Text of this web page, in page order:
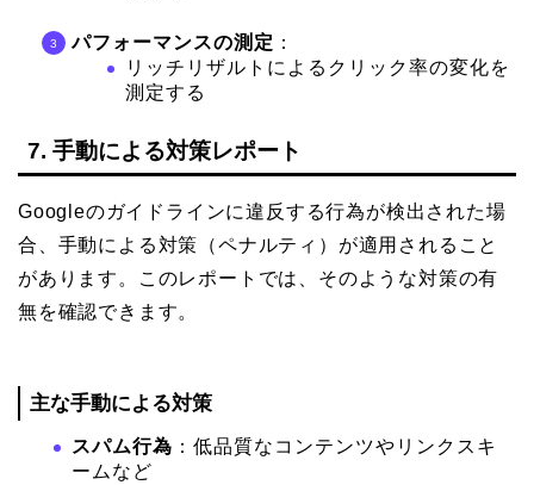
パフォーマンスの測定 ：
リッチリザルトによるクリック率の変化を
測定する
7. 手動による対策レポート
Googleのガイドラインに違反する行為が検出された場
合、手動による対策（ペナルティ）が適用されること
があります。このレポートでは、そのような対策の有
無を確認できます。
主な手動による対策
スパム行為 ：低品質なコンテンツやリンクスキ
ームなど